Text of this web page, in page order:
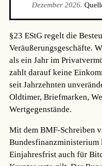
Dezember 2026.
§23 EStG regelt die
Veräußerungsgeschäfte.
als ein Jahr im
zahlt darauf keine
seit Jahrzehnten
Oldtimer, Briefmarken,
Wertgegenstände.
Mit dem BMF-Schreiben
Bundesfinanzministerium
Einjahresfrist auch für